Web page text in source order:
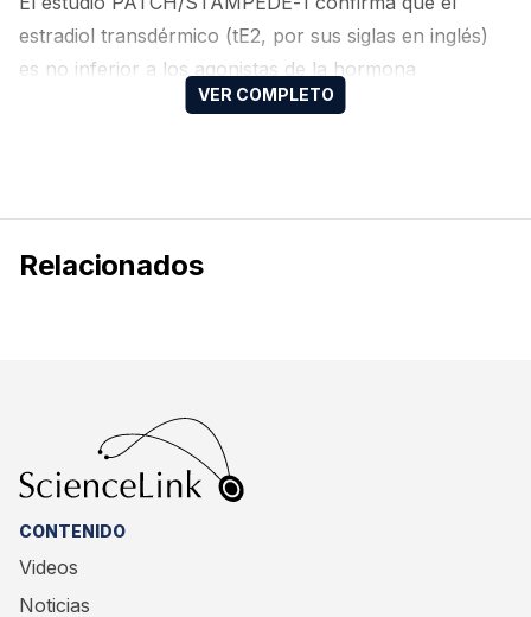
estradiol transdérmico (tE2, por sus siglas en inglés)
es no inferior a los agonistas de la hormona
liberadora de hormona luteinizante (LHRH, por sus
ginecomastia
Relacionados
CONTENIDO
Videos
Noticias